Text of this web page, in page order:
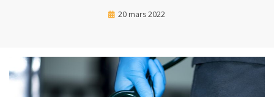
by Emilie
Posted
20 mars 2022